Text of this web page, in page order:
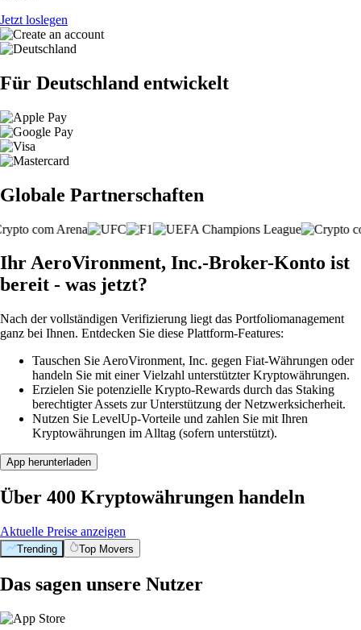
Jetzt loslegen
Für Deutschland entwickelt
Globale Partnerschaften
Ihr AeroVironment, Inc.-Broker-Konto ist
bereit - was jetzt?
Nach der vollständigen Verifizierung liegt das Portfoliomanagement
ganz bei Ihnen. Entdecken Sie diese Plattform-Features:
Tauschen Sie AeroVironment, Inc. gegen Fiat-Währungen oder
handeln Sie mit einer Vielzahl unterstützter Kryptowährungen.
Erzielen Sie potenzielle Krypto-Rewards durch das Staking
berechtigter Assets zur Unterstützung der Netzwerksicherheit.
Nutzen Sie LevelUp-Vorteile und zahlen Sie mit Ihren
Kryptowährungen im Alltag (sofern unterstützt).
App herunterladen
Über 400 Kryptowährungen handeln
Aktuelle Preise anzeigen
Trending Top Movers
Das sagen unsere Nutzer